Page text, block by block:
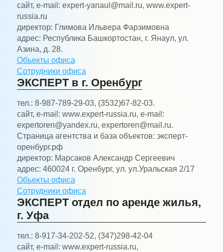
сайт, e-mail: expert-yanaul@mail.ru, www.expert-
russia.ru
директор: Глимова Ильвера Фарзимовна
адрес: Республика Башкортостан, г. Янаул, ул.
Азина, д. 28.
Объекты офиса
Сотрудники офиса
ЭКСПЕРТ в г. Оренбург
тел.: 8-987-789-29-03, (3532)67-82-03.
сайт, e-mail: www.expert-russia.ru, e-mail:
expertoren@yandex.ru, expertoren@mail.ru.
Страница агентства и база объектов: эксперт-
оренбург.рф
директор: Марсаков Александр Сергеевич
адрес: 460024 г. Оренбург, ул. ул.Уральская 2/17
Объекты офиса
Сотрудники офиса
ЭКСПЕРТ отдел по аренде жилья,
г. Уфа
тел.: 8-917-34-202-52, (347)298-42-04
сайт, e-mail: www.expert-russia.ru,